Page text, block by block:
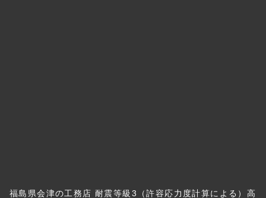
福島県会津の工務店 耐震等級3（許容応力度計算による）高